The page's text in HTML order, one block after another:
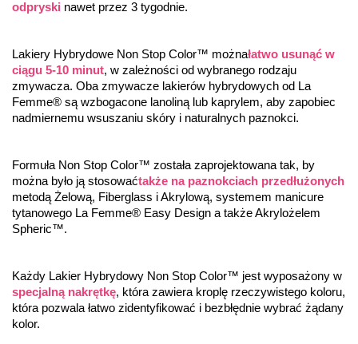
odpryski nawet przez 3 tygodnie.
Lakiery Hybrydowe Non Stop Color™ możnałatwo usunąć w
ciągu 5-10 minut, w zależności od wybranego rodzaju
zmywacza. Oba zmywacze lakierów hybrydowych od La
Femme® są wzbogacone lanoliną lub kaprylem, aby zapobiec
nadmiernemu wsuszaniu skóry i naturalnych paznokci.
Formuła Non Stop Color™ została zaprojektowana tak, by
można było ją stosowaćtakże na paznokciach przedłużonych
metodą Żelową, Fiberglass i Akrylową, systemem manicure
tytanowego La Femme® Easy Design a także Akrylożelem
Spheric™.
specjalną nakrętkę, która zawiera kroplę rzeczywistego koloru,
która pozwala łatwo zidentyfikować i bezbłędnie wybrać żądany
kolor.